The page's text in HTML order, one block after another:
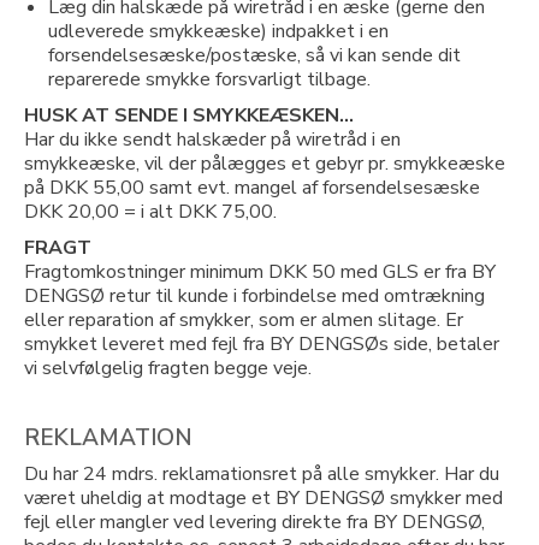
Læg din halskæde på wiretråd i en æske (gerne den
udleverede smykkeæske) indpakket i en
forsendelsesæske/postæske, så vi kan sende dit
reparerede smykke forsvarligt tilbage.
HUSK AT SENDE I SMYKKEÆSKEN…
Har du ikke sendt halskæder på wiretråd i en
smykkeæske, vil der pålægges et gebyr pr. smykkeæske
på DKK 55,00 samt evt. mangel af forsendelsesæske
DKK 20,00 = i alt DKK 75,00.
FRAGT
Fragtomkostninger minimum DKK 50 med GLS er fra BY
DENGSØ retur til kunde i forbindelse med omtrækning
eller reparation af smykker, som er almen slitage. Er
smykket leveret med fejl fra BY DENGSØs side, betaler
vi selvfølgelig fragten begge veje.
REKLAMATION
Du har 24 mdrs. reklamationsret på alle smykker. Har du
været uheldig at modtage et BY DENGSØ smykker med
fejl eller mangler ved levering direkte fra BY DENGSØ,